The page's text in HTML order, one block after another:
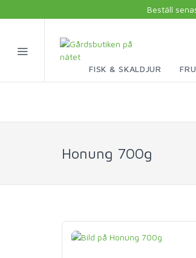
Beställ
FISK & SKALDJUR
Honung 700g